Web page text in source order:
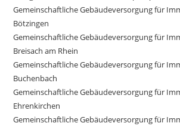
Gemeinschaftliche Gebäudeversorgung für
Bötzingen
Gemeinschaftliche Gebäudeversorgung für
Breisach am Rhein
Gemeinschaftliche Gebäudeversorgung für
Buchenbach
Gemeinschaftliche Gebäudeversorgung für
Ehrenkirchen
Gemeinschaftliche Gebäudeversorgung für